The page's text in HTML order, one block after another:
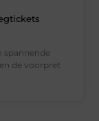
spannende
de voorpret